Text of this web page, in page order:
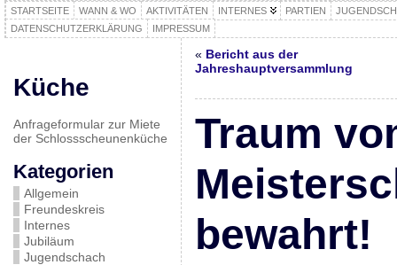
STARTSEITE WANN & WO AKTIVITÄTEN INTERNES PARTIEN
DATENSCHUTZERKLÄRUNG
IMPRESSUM
Küche
Anfrageformular zur Miete
der Schlossscheunenküche
Kategorien
Allgemein
Freundeskreis
Internes
Jubiläum
Jugendschach
« Bericht aus der
Jahreshauptversammlung
Traum
bewahrt!